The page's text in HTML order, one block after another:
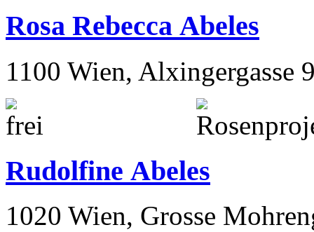
Rosa Rebecca Abeles
1100 Wien, Alxingergasse
Rudolfine Abeles
1020 Wien, Grosse